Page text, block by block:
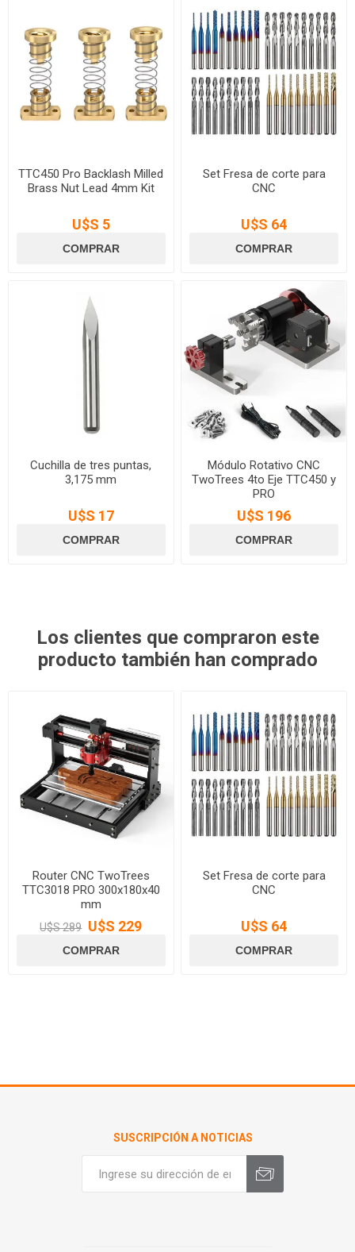
TTC450 Pro Backlash Milled
Brass Nut Lead 4mm Kit
U$S 5
Set Fresa de corte para
CNC
U$S 64
Cuchilla de tres puntas,
3,175 mm
U$S 17
Módulo Rotativo CNC
TwoTrees 4to Eje TTC450 y
PRO
U$S 196
Los clientes que compraron este
producto también han comprado
Router CNC TwoTrees
TTC3018 PRO 300x180x40
mm
U$S 289 U$S 229
Set Fresa de corte para
CNC
U$S 64
SUSCRIPCIÓN A NOTICIAS